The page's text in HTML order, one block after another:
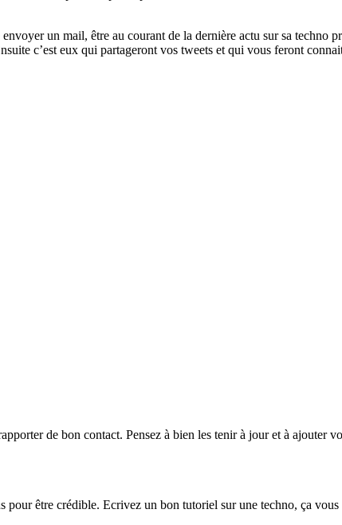
un mail, être au courant de la dernière actu sur sa techno
c’est eux qui partageront vos tweets et qui vous feront
de bon contact. Pensez à bien les tenir à jour et à ajouter
pour être crédible. Ecrivez un bon tutoriel sur une techno, ça